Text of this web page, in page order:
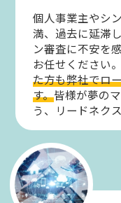
個人事業主やシ
満、過去に延滞
ン審査に不安を
お任せください
た方も弊社でロ
す。皆様が夢の
う、リードネク